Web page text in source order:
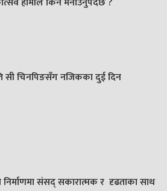
सी चिनपिङसँग नजिकका दुई दिन
निर्माणमा संसद् सकारात्मक र दृढताका साथ